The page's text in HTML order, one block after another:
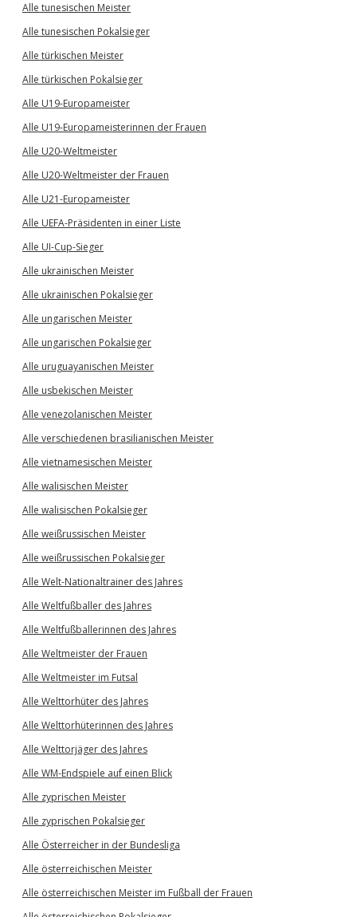
Alle tunesischen Meister
Alle tunesischen Pokalsieger
Alle türkischen Meister
Alle türkischen Pokalsieger
Alle U19-Europameister
Alle U19-Europameisterinnen der Frauen
Alle U20-Weltmeister
Alle U20-Weltmeister der Frauen
Alle U21-Europameister
Alle UEFA-Präsidenten in einer Liste
Alle UI-Cup-Sieger
Alle ukrainischen Meister
Alle ukrainischen Pokalsieger
Alle ungarischen Meister
Alle ungarischen Pokalsieger
Alle uruguayanischen Meister
Alle usbekischen Meister
Alle venezolanischen Meister
Alle verschiedenen brasilianischen Meister
Alle vietnamesischen Meister
Alle walisischen Meister
Alle walisischen Pokalsieger
Alle weißrussischen Meister
Alle weißrussischen Pokalsieger
Alle Welt-Nationaltrainer des Jahres
Alle Weltfußballer des Jahres
Alle Weltfußballerinnen des Jahres
Alle Weltmeister der Frauen
Alle Weltmeister im Futsal
Alle Welttorhüter des Jahres
Alle Welttorhüterinnen des Jahres
Alle Welttorjäger des Jahres
Alle WM-Endspiele auf einen Blick
Alle zyprischen Meister
Alle zyprischen Pokalsieger
Alle Österreicher in der Bundesliga
Alle österreichischen Meister
Alle österreichischen Meister im Fußball der Frauen